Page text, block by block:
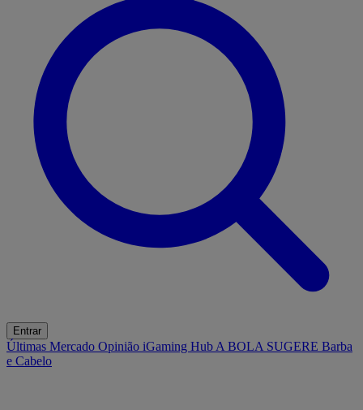
Entrar
Últimas Mercado Opinião iGaming Hub A BOLA SUGERE Barba
e Cabelo